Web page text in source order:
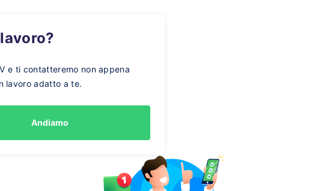
lavoro?
e ti contatteremo non appena
lavoro adatto a te.
Andiamo